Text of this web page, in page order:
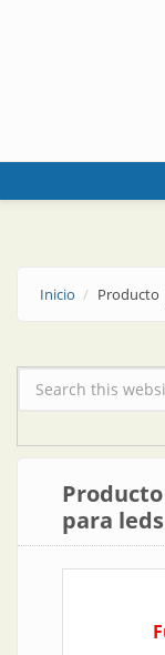
Inicio Producto
Formulario de
para leds